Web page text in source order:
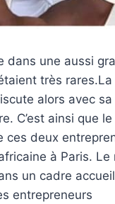
dans une aussi
très
alors avec
C’est ainsi que
ces deux
à Paris.
un cadre
entrepreneurs